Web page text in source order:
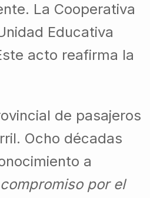
La Cooperativa
Educativa
acto reafirma la
de pasajeros
Ocho décadas
a
por el